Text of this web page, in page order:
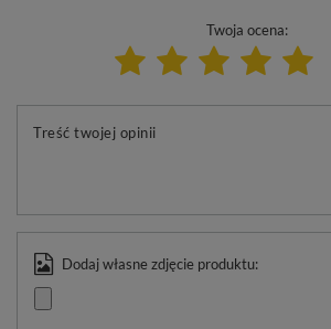
Twoja ocena:
Treść twojej opinii
Dodaj własne zdjęcie produktu: